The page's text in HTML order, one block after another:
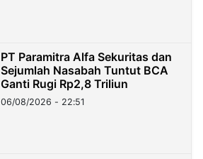
PT Paramitra Alfa Sekuritas dan
Sejumlah Nasabah Tuntut BCA
Ganti Rugi Rp2,8 Triliun
06/08/2026 - 22:51